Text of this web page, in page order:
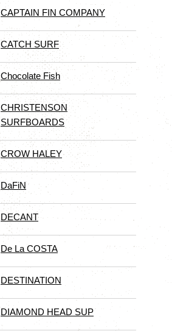
CAPTAIN FIN COMPANY
CATCH SURF
Chocolate Fish
CHRISTENSON
SURFBOARDS
CROW HALEY
DaFiN
DECANT
De La COSTA
DESTINATION
DIAMOND HEAD SUP